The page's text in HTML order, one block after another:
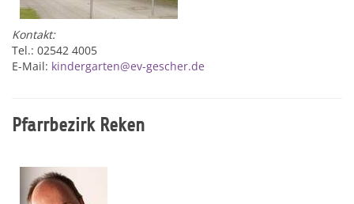
Kontakt:
Tel.: 02542 4005
E-Mail: kindergarten@ev-gescher.de
Pfarrbezirk Reken